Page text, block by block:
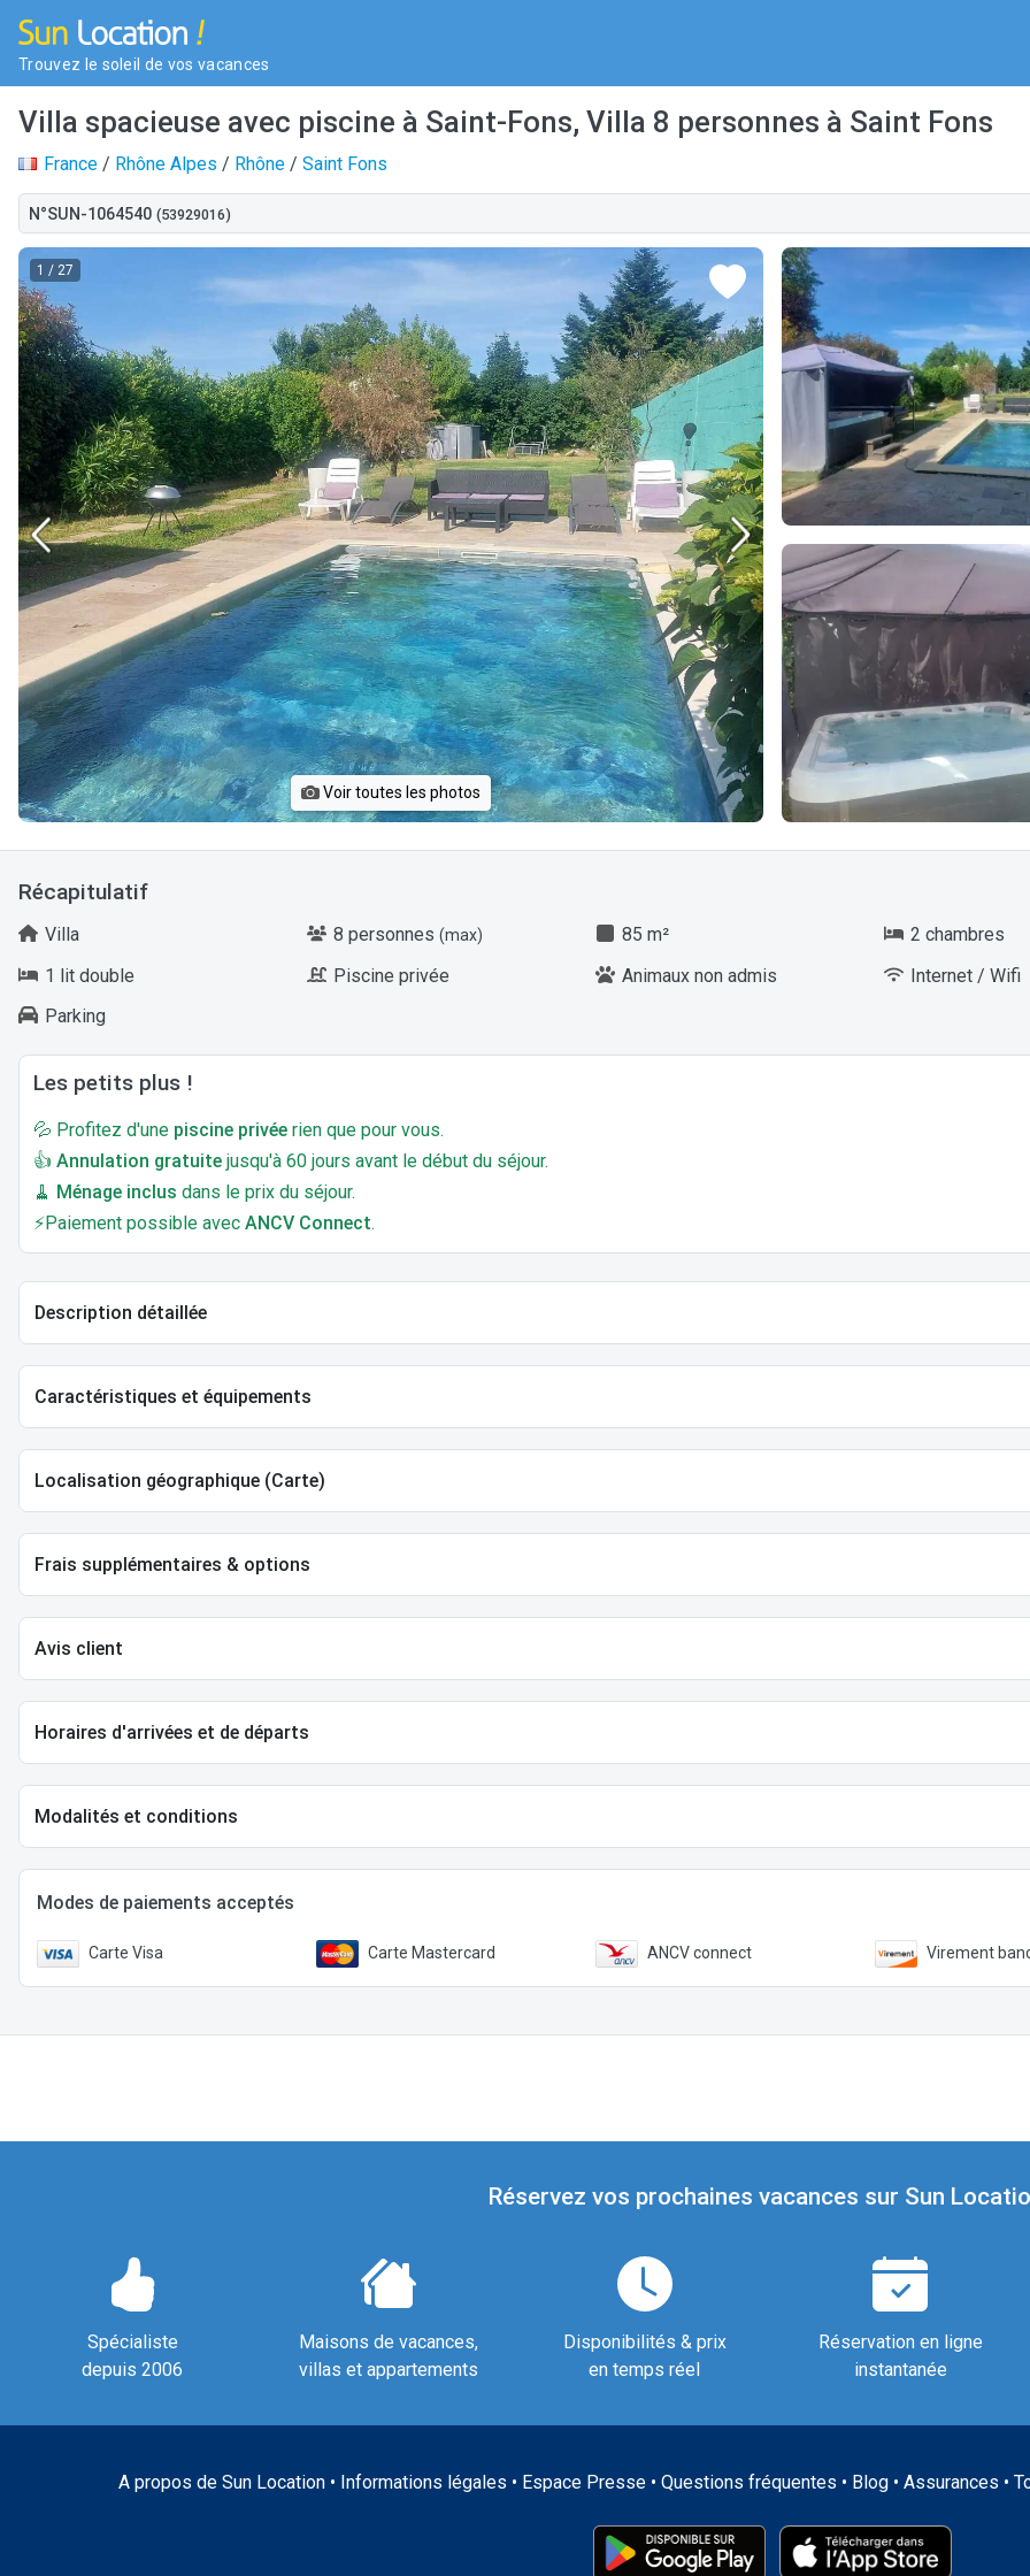
Trouvez le soleil de vos vacances
Villa spacieuse avec piscine à Saint-Fons, Villa 8 personnes à Saint Fons
France / Rhône Alpes / Rhône / Saint Fons
N°SUN-1064540 (53929016)
1 / 27
Voir toutes les photos
Récapitulatif
Villa 8 personnes (max) 85 m²
2 chambres
1 lit double
Piscine privée Animaux non admis
Internet / Wifi
Parking
Les petits plus !
💦 Profitez d'une piscine privée rien que pour vous.
👍 Annulation gratuite jusqu'à 60 jours avant le début du séjour.
🧹 Ménage inclus dans le prix du séjour.
⚡Paiement possible avec ANCV Connect.
Description détaillée
Caractéristiques et équipements
Localisation géographique (Carte)
Frais supplémentaires & options
Avis client
Horaires d'arrivées et de départs
Modalités et conditions
Modes de paiements acceptés
Carte Visa Carte Mastercard ANCV connect Virement
Réservez vos prochaines vacances sur Sun
Spécialiste
depuis 2006
Maisons de vacances,
villas et appartements
Disponibilités & prix
en temps réel
Réservation en ligne
instantanée
A propos de Sun Location• Informations légales • Espace Presse• Questions fréquentes • Blog• Assurances •